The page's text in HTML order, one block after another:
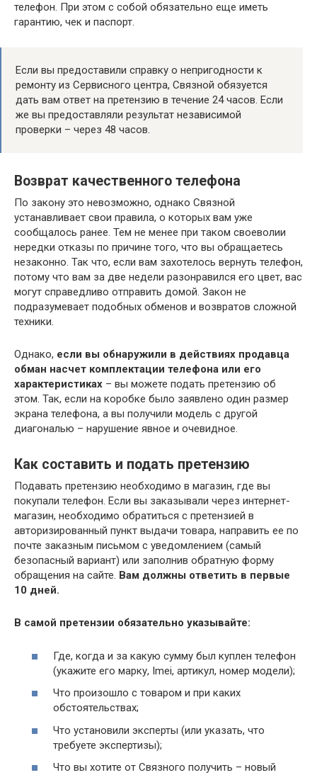
телефон. При этом с собой обязательно еще иметь
гарантию, чек и паспорт.
Если вы предоставили справку о непригодности к
ремонту из Сервисного центра, Связной обязуется
дать вам ответ на претензию в течение 24 часов. Если
же вы предоставляли результат независимой
проверки – через 48 часов.
Возврат качественного телефона
По закону это невозможно, однако Связной
устанавливает свои правила, о которых вам уже
сообщалось ранее. Тем не менее при таком своеволии
нередки отказы по причине того, что вы обращаетесь
незаконно. Так что, если вам захотелось вернуть телефон,
потому что вам за две недели разонравился его цвет, вас
могут справедливо отправить домой. Закон не
подразумевает подобных обменов и возвратов сложной
техники.
Однако, если вы обнаружили в действиях продавца
обман насчет комплектации телефона или его
характеристиках – вы можете подать претензию об
этом. Так, если на коробке было заявлено один размер
экрана телефона, а вы получили модель с другой
диагональю – нарушение явное и очевидное.
Как составить и подать претензию
Подавать претензию необходимо в магазин, где вы
покупали телефон. Если вы заказывали через интернет-
магазин, необходимо обратиться с претензией в
авторизированный пункт выдачи товара, направить ее по
почте заказным письмом с уведомлением (самый
безопасный вариант) или заполнив обратную форму
обращения на сайте. Вам должны ответить в первые
10 дней.
В самой претензии обязательно указывайте:
Где, когда и за какую сумму был куплен телефон
(укажите его марку, Imei, артикул, номер модели);
Что произошло с товаром и при каких
обстоятельствах;
Что установили эксперты (или указать, что
требуете экспертизы);
Что вы хотите от Связного получить – новый